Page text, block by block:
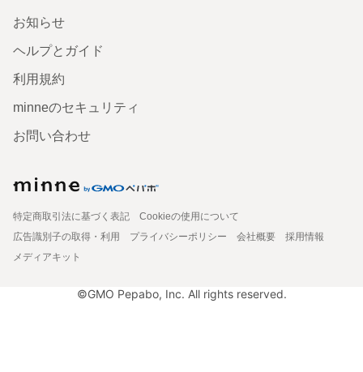
お知らせ
ヘルプとガイド
利用規約
minneのセキュリティ
お問い合わせ
特定商取引法に基づく表記
Cookieの使用について
広告識別子の取得・利用
プライバシーポリシー 会社概要
採用情報
メディアキット
©GMO Pepabo, Inc. All rights reserved.